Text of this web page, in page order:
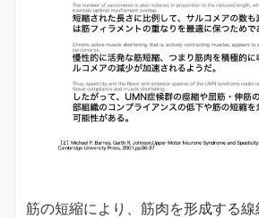
筋の短縮により、筋肉を形成する線